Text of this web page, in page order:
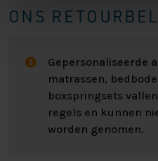
ONS
Gepersonaliseerde
matrassen,
boxspringsets
regels en kunnen
worden genomen.